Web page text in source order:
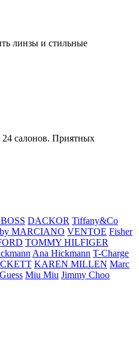
линзы и стильные
24 салонов. Приятных
DACKOR Tiffany&Co
by MARCIANO VENTOE Fisher
TOMMY HILFIGER
Ana Hickmann T-Charge
KAREN MILLEN Marc
Guess Miu Miu Jimmy Choo